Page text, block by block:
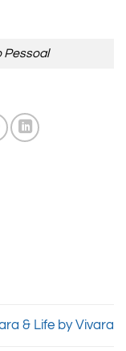
Pessoal
& Life by Vivara